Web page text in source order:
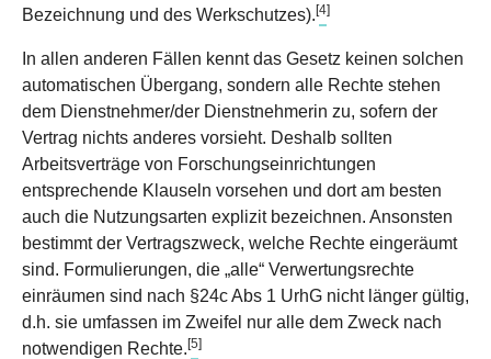
Bezeichnung und des Werkschutzes). [4]
In allen anderen Fällen kennt das Gesetz keinen solchen
automatischen Übergang, sondern alle Rechte stehen
dem Dienstnehmer/der Dienstnehmerin zu, sofern der
Vertrag nichts anderes vorsieht. Deshalb sollten
Arbeitsverträge von Forschungseinrichtungen
entsprechende Klauseln vorsehen und dort am besten
auch die Nutzungsarten explizit bezeichnen. Ansonsten
bestimmt der Vertragszweck, welche Rechte eingeräumt
sind. Formulierungen, die „alle“ Verwertungsrechte
einräumen sind nach §24c Abs 1 UrhG nicht länger gültig,
d.h. sie umfassen im Zweifel nur alle dem Zweck nach
notwendigen Rechte. [5]